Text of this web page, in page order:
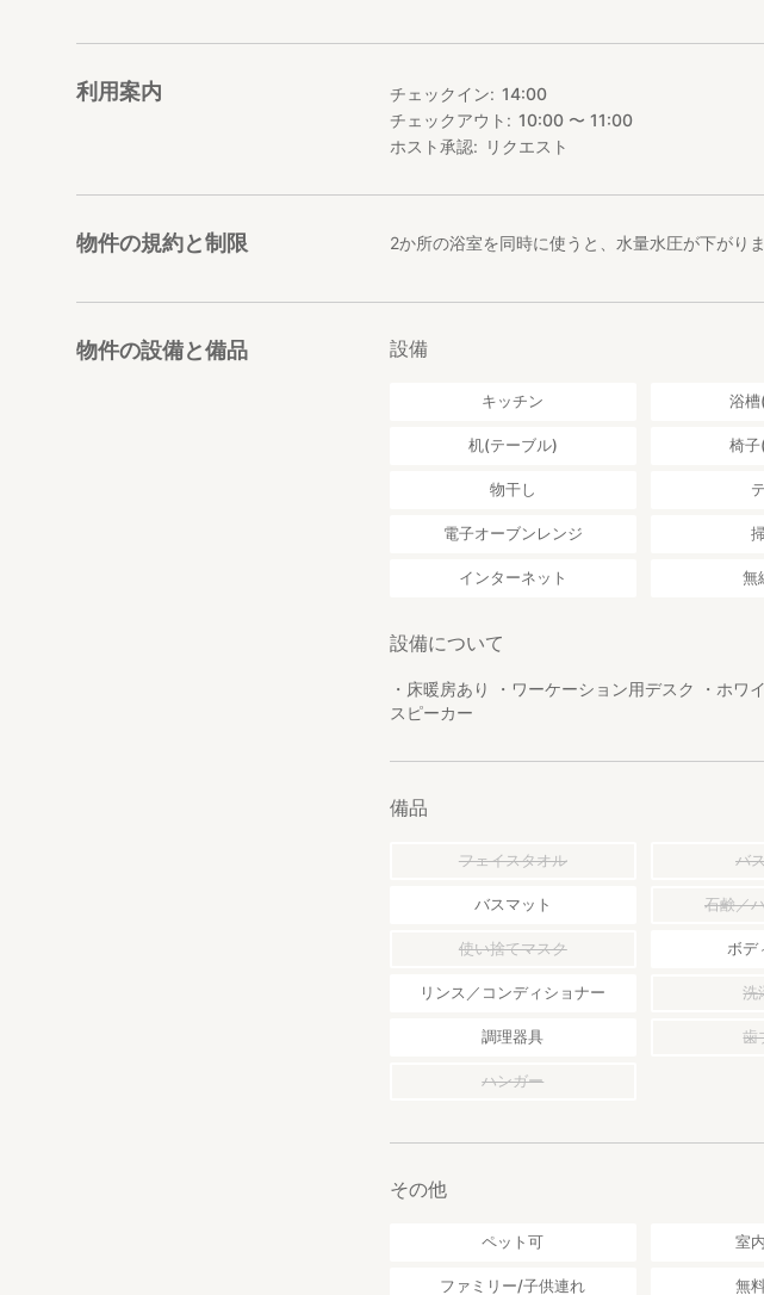
利用案内 チェックイン
14:00
チェックアウト
10:00 〜 11:00
ホスト承認
リクエスト
物件の規約と制限 2か所の浴室を同時に使うと、水量水圧が下がり
物件の設備と備品 設備
キッチン 浴槽
机(テーブル) 椅子
物干し
電子オーブンレンジ
インターネット 無
設備について
・床暖房あり ・ワーケーション用デスク ・ホ
スピーカー
備品
フェイスタオル バ
バスマット 石鹸／
使い捨てマスク ボデ
リンス／コンディショナー 洗
調理器具 歯
ハンガー
その他
ペット可 室
ファミリー/子供連れ 無